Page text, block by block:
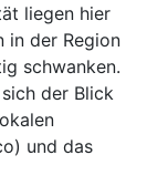
liegen hier
in der Region
schwanken.
der Blick
und das